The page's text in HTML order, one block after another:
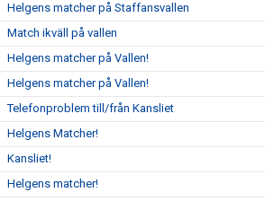
Helgens matcher på Staffansvallen
Match ikväll på vallen
Helgens matcher på Vallen!
Helgens matcher på Vallen!
Telefonproblem till/från Kansliet
Helgens Matcher!
Kansliet!
Helgens matcher!